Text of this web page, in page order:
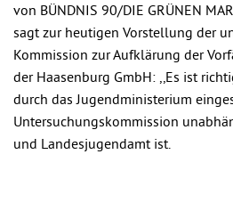
von BÜNDNIS 90/DIE GRÜNEN
sagt zur heutigen Vorstellung der
Kommission zur Aufklärung der
der Haasenburg GmbH: ,,Es ist
durch das Jugendministerium
Untersuchungskommission
und Landesjugendamt ist.